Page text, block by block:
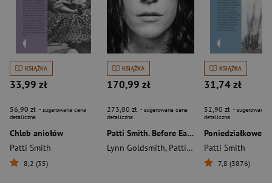
KSIĄŻKA
33,99 zł
56,90 zł - sugerowana cena
detaliczna
Chleb aniołów
Patti Smith
8,2 (35)
KSIĄŻKA
170,99 zł
273,00 zł - sugerowana cena
detaliczna
Patti Smith. Before Easter After wer. angielska
Lynn Goldsmith, Patti Smith
KSIĄŻKA
31,74 zł
52,90 zł - sugerowana
detaliczna
Poniedziałkowe
Patti Smith
7,8 (3876)